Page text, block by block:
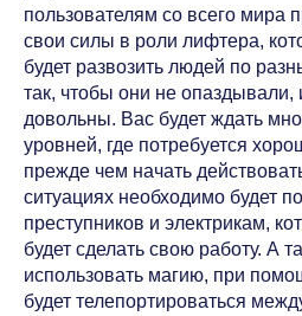
пользователям со всего мира
свои силы в роли лифтера,
будет развозить людей по
так, чтобы они не опаздывали,
довольны. Вас будет ждать
уровней, где потребуется
прежде чем начать
ситуациях необходимо будет
преступников и электрикам,
будет сделать свою работу. А
использовать магию, при
будет телепортироваться